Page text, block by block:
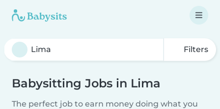
Filters
Babysitting Jobs in Lima
The perfect job to earn money doing what you